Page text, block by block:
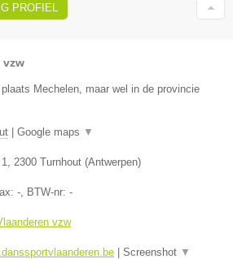
PROFIEL
vzw
Mechelen, maar wel in de provincie
Google maps ▼
2300 Turnhout (Antwerpen)
- , BTW-nr: -
vzw
Screenshot ▼